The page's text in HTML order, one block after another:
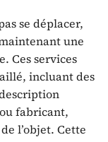
se déplacer,
une
Ces services
incluant des
fabricant,
l’objet. Cette